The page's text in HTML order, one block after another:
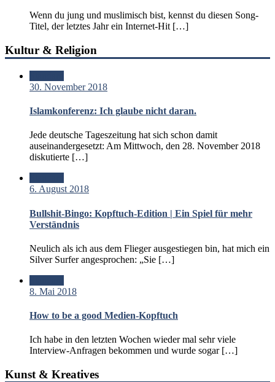
Wenn du jung und muslimisch bist, kennst du diesen Song-
Titel, der letztes Jahr ein Internet-Hit […]
Kultur & Religion
30. November 2018
Islamkonferenz: Ich glaube nicht daran.
Jede deutsche Tageszeitung hat sich schon damit
auseinandergesetzt: Am Mittwoch, den 28. November 2018
diskutierte […]
6. August 2018
Bullshit-Bingo: Kopftuch-Edition | Ein Spiel für mehr
Verständnis
Neulich als ich aus dem Flieger ausgestiegen bin, hat mich ein
Silver Surfer angesprochen: „Sie […]
8. Mai 2018
How to be a good Medien-Kopftuch
Ich habe in den letzten Wochen wieder mal sehr viele
Interview-Anfragen bekommen und wurde sogar […]
Kunst & Kreatives